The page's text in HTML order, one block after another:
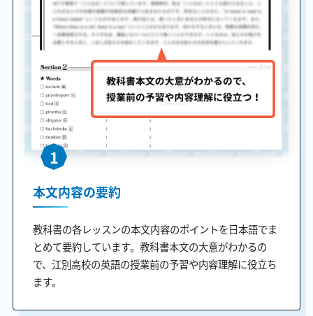
1
本文内容の要約
教科書の各レッスンの本文内容のポイントを日本語でま
とめて要約しています。教科書本文の大意がわかるの
で、江別高校の英語の授業前の予習や内容理解に役立ち
ます。